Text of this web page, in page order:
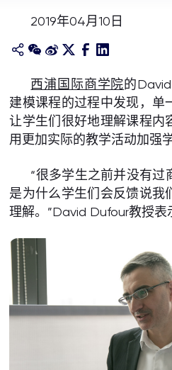
学院
关于我们
2019年04月10日
西浦国际商学院的
建模课程的过程中发现，单
让学生们很好地理解课程内
用更加实际的教学活动加强
“很多学生之前并没有
是为什么学生们会反馈说我
理解。”David Dufour教授表